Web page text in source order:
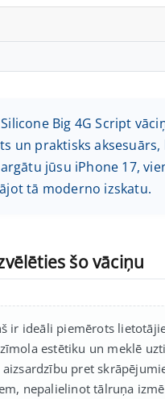
Big 4G Script
un praktisks aksesuārs,
jūsu iPhone 17,
tā moderno izskatu.
šo vāciņu
ir ideāli piemērots
estētiku un meklē
aizsardzību pret
nepalielinot tālruņa